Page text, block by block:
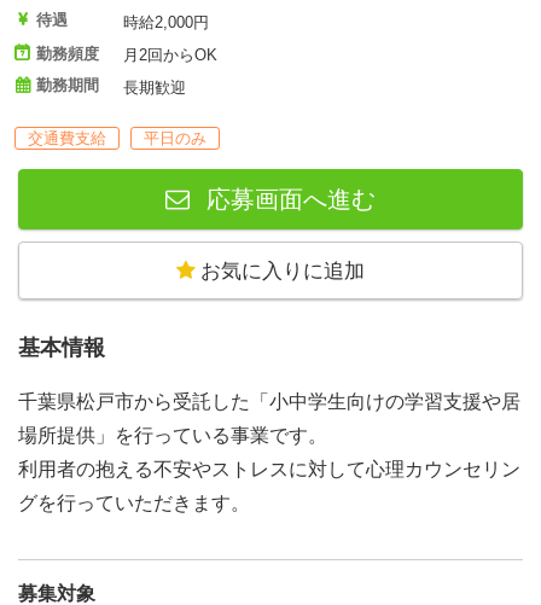
待遇
時給2,000円
勤務頻度
月2回からOK
勤務期間
長期歓迎
交通費支給 平日のみ
応募画面へ進む
お気に入りに追加
基本情報
千葉県松戸市から受託した「小中学生向けの学習支援や居
場所提供」を行っている事業です。
利用者の抱える不安やストレスに対して心理カウンセリン
グを行っていただきます。
募集対象